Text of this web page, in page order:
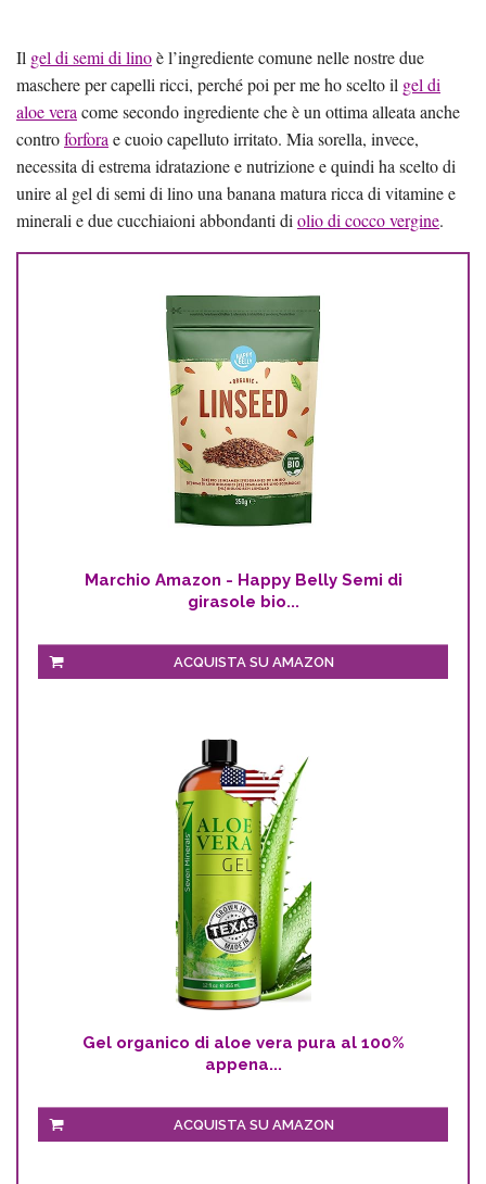
Il gel di semi di linoè l’ingrediente comune nelle nostre due
maschere per capelli ricci, perché poi per me ho scelto il gel di
aloe vera come secondo ingrediente che è un ottima alleata anche
controforfora e cuoio capelluto irritato. Mia sorella, invece,
necessita di estrema idratazione e nutrizione e quindi ha scelto di
unire al gel di semi di lino una banana matura ricca di vitamine e
minerali e due cucchiaioni abbondanti di olio di cocco vergine.
Marchio Amazon - Happy Belly Semi di
girasole bio...
ACQUISTA SU AMAZON
Gel organico di aloe vera pura al 100%
appena...
ACQUISTA SU AMAZON